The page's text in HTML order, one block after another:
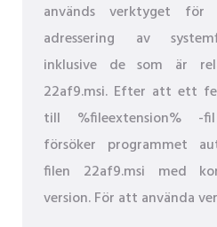
används verktyget för
adressering av
inklusive de som är
22af9.msi. Efter att ett
till %fileextension% -
försöker programmet
filen 22af9.msi med
version. För att använda